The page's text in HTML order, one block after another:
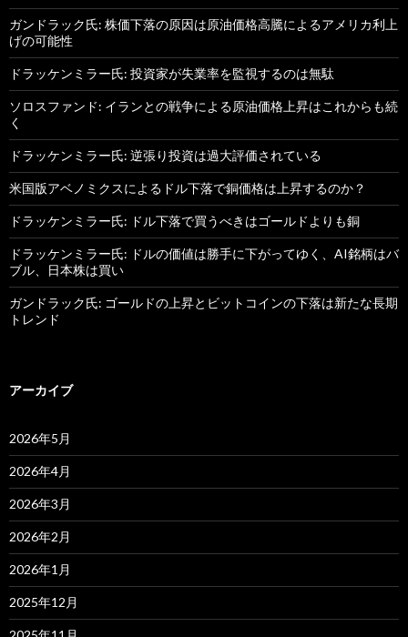
ガンドラック氏: 株価下落の原因は原油価格高騰によるアメリカ利上
げの可能性
ドラッケンミラー氏: 投資家が失業率を監視するのは無駄
ソロスファンド: イランとの戦争による原油価格上昇はこれからも続
く
ドラッケンミラー氏: 逆張り投資は過大評価されている
米国版アベノミクスによるドル下落で銅価格は上昇するのか？
ドラッケンミラー氏: ドル下落で買うべきはゴールドよりも銅
ドラッケンミラー氏: ドルの価値は勝手に下がってゆく、AI銘柄はバ
ブル、日本株は買い
ガンドラック氏: ゴールドの上昇とビットコインの下落は新たな長期
トレンド
アーカイブ
2026年5月
2026年4月
2026年3月
2026年2月
2026年1月
2025年12月